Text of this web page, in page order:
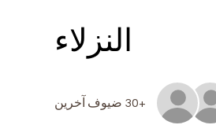
النزلاء
+30 ضيوف آخرين